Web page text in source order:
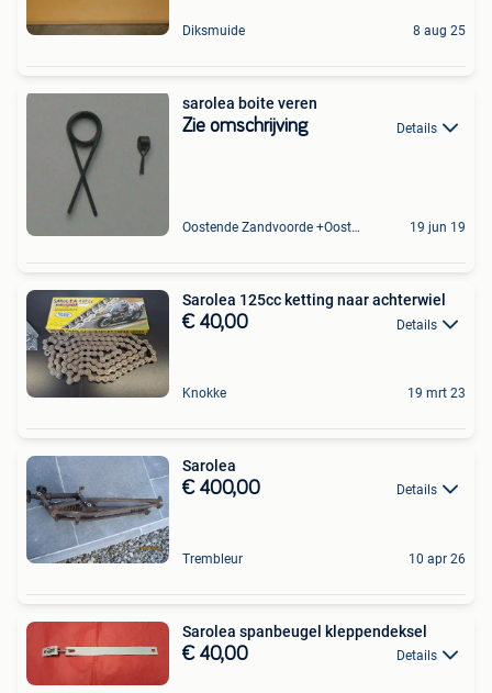
Diksmuide 8 aug 25
sarolea boite veren
Zie omschrijving Details
Oostende Zandvoorde +Oostende 19 jun 19
Sarolea 125cc ketting naar achterwiel
€ 40,00 Details
Knokke 19 mrt 23
Sarolea
€ 400,00 Details
Trembleur 10 apr 26
Sarolea spanbeugel kleppendeksel
€ 40,00 Details